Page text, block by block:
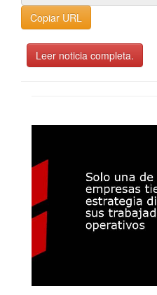
Copiar URL
Leer noticia completa.